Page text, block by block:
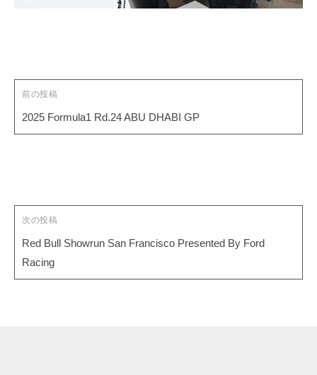
ビ
ゲ
ー
シ
前の投稿
2025 Formula1 Rd.24 ABU DHABI GP
次の投稿
Red Bull Showrun San Francisco Presented By Ford
Racing